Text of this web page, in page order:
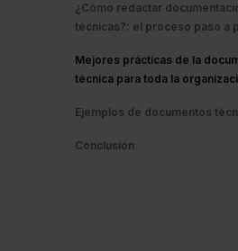
¿Cómo redactar
técnicas?: el proceso paso a
Mejores prácticas de la
técnica para toda la
Ejemplos de documentos
Conclusión